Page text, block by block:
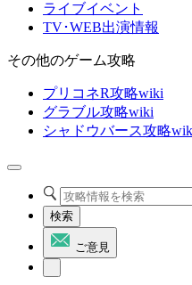
ライブイベント
TV･WEB出演情報
その他のゲーム攻略
プリコネR攻略wiki
グラブル攻略wiki
シャドウバース攻略
検索
ご意見